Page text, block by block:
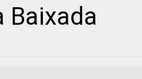
Baixada